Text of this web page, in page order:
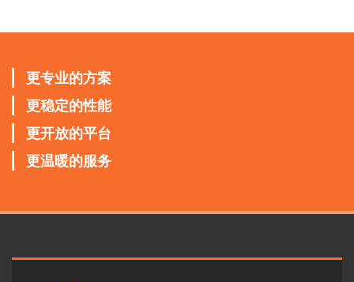
更专业的方案
更稳定的性能
更开放的平台
更温暖的服务